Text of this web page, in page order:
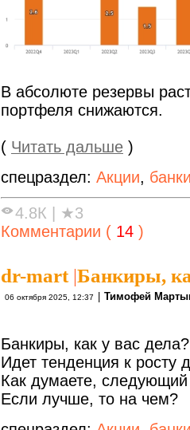
В абсолюте резервы
портфеля снижаются.
( Читать дальше )
спецраздел: Акции,
4.8К
★3
Комментарии ( 14 )
dr-mart|Банкиры,
06 октября 2025, 12:37 Тимофей
Банкиры, как у вас дела?
Идет тенденция к
Как думаете,
Если лучше, то на чем?